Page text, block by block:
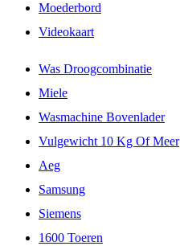
Moederbord
Videokaart
Was Droogcombinatie
Miele
Wasmachine Bovenlader
Vulgewicht 10 Kg Of Meer
Aeg
Samsung
Siemens
1600 Toeren